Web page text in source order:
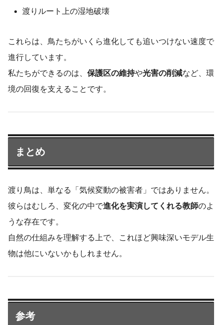
渡りルート上の湿地破壊
これらは、鳥たちがいくら進化しても追いつけない速度で
進行しています。
私たちができるのは、 保護区の維持や光害の削減など、環
境の回復を支えることです。
まとめ
渡り鳥は、単なる「気候変動の被害者」ではありません。
彼らはむしろ、変化の中で進化を実演してくれる教師のよ
うな存在です。
自然の仕組みを理解する上で、これほど興味深いモデル生
物は他にいないかもしれません。
参考